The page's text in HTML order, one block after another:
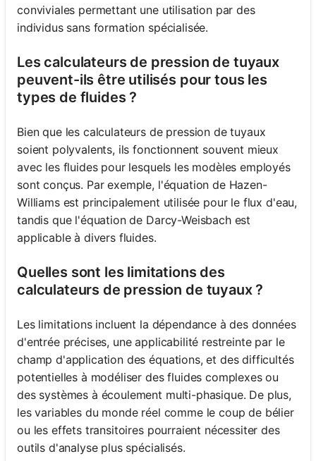
conviviales permettant une utilisation par des
individus sans formation spécialisée.
Les calculateurs de pression de tuyaux
peuvent-ils être utilisés pour tous les
types de fluides ?
Bien que les calculateurs de pression de tuyaux
soient polyvalents, ils fonctionnent souvent mieux
avec les fluides pour lesquels les modèles employés
sont conçus. Par exemple, l'équation de Hazen-
Williams est principalement utilisée pour le flux d'eau,
tandis que l'équation de Darcy-Weisbach est
applicable à divers fluides.
Quelles sont les limitations des
calculateurs de pression de tuyaux ?
Les limitations incluent la dépendance à des données
d'entrée précises, une applicabilité restreinte par le
champ d'application des équations, et des difficultés
potentielles à modéliser des fluides complexes ou
des systèmes à écoulement multi-phasique. De plus,
les variables du monde réel comme le coup de bélier
ou les effets transitoires pourraient nécessiter des
outils d'analyse plus spécialisés.